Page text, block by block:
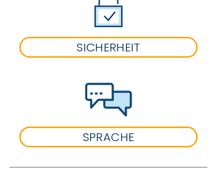
SICHERHEIT
SPRACHE